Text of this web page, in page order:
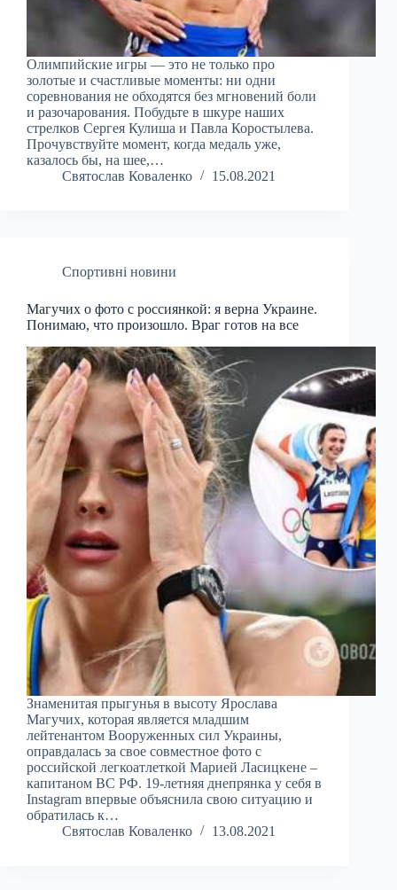
Олимпийские игры — это не только про
золотые и счастливые моменты: ни одни
соревнования не обходятся без мгновений боли
и разочарования. Побудьте в шкуре наших
стрелков Сергея Кулиша и Павла Коростылева.
Прочувствуйте момент, когда медаль уже,
казалось бы, на шее,…
Святослав Коваленко
15.08.2021
Спортивні новини
Магучих о фото с россиянкой: я верна Украине.
Понимаю, что произошло. Враг готов на все
Знаменитая прыгунья в высоту Ярослава
Магучих, которая является младшим
лейтенантом Вооруженных сил Украины,
оправдалась за свое совместное фото с
российской легкоатлеткой Марией Ласицкене –
капитаном ВС РФ. 19-летняя днепрянка у себя в
Instagram впервые объяснила свою ситуацию и
обратилась к…
Святослав Коваленко
13.08.2021